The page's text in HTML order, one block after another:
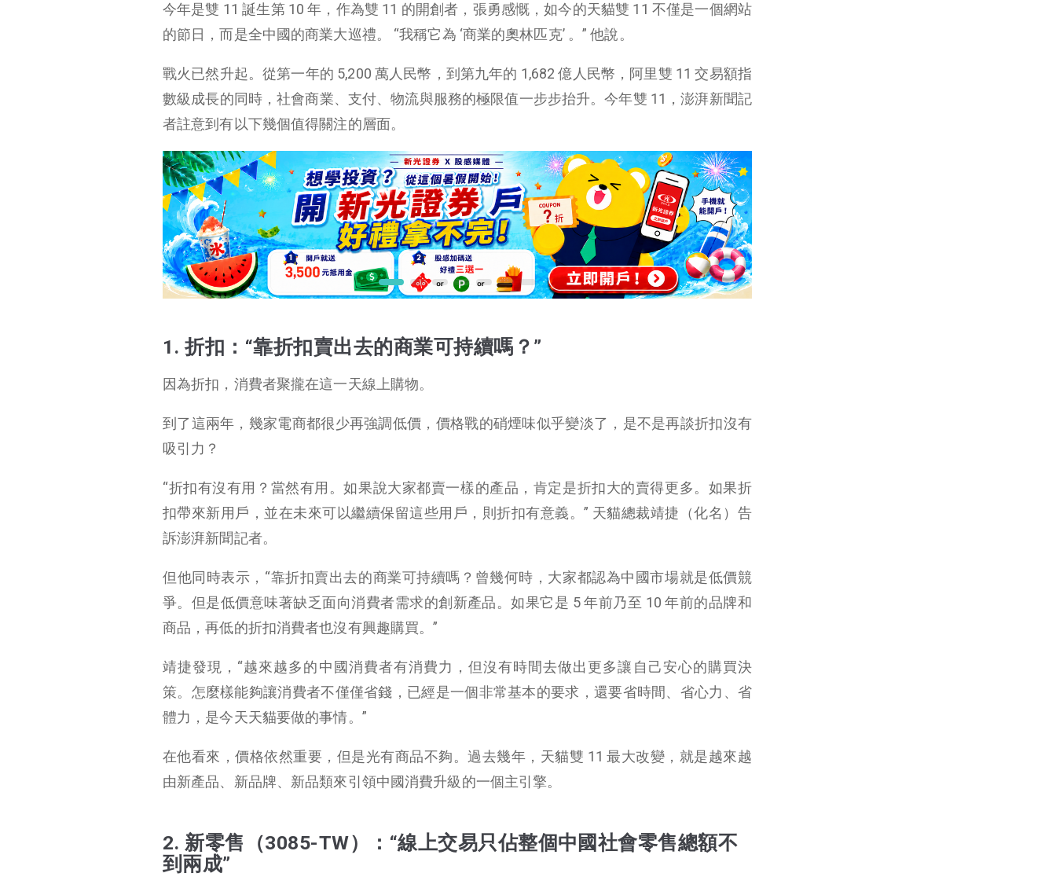
今年是雙 11 誕生第 10 年，作為雙 11 的開創者，張勇感慨，如今的天貓雙 11 不僅是一個網站
的節日，而是全中國的商業大巡禮。 “我稱它為 ‘商業的奧林匹克’ 。” 他說。
戰火已然升起。從第一年的 5,200 萬人民幣，到第九年的 1,682 億人民幣，阿里雙 11 交易額指
數級成長的同時，社會商業、支付、物流與服務的極限值一步步抬升。今年雙 11，澎湃新聞記
者註意到有以下幾個值得關注的層面。
1. 折扣：“靠折扣賣出去的商業可持續嗎？”
因為折扣，消費者聚攏在這一天線上購物。
到了這兩年，幾家電商都很少再強調低價，價格戰的硝煙味似乎變淡了，是不是再談折扣沒有
吸引力？
“折扣有沒有用？當然有用。如果說大家都賣一樣的產品，肯定是折扣大的賣得更多。如果折
扣帶來新用戶，並在未來可以繼續保留這些用戶，則折扣有意義。” 天貓總裁靖捷（化名）告
訴澎湃新聞記者。
但他同時表示，“靠折扣賣出去的商業可持續嗎？曾幾何時，大家都認為中國市場就是低價競
爭。但是低價意味著缺乏面向消費者需求的創新產品。如果它是 5 年前乃至 10 年前的品牌和
商品，再低的折扣消費者也沒有興趣購買。”
靖捷發現，“越來越多的中國消費者有消費力，但沒有時間去做出更多讓自己安心的購買決
策。怎麼樣能夠讓消費者不僅僅省錢，已經是一個非常基本的要求，還要省時間、省心力、省
體力，是今天天貓要做的事情。”
在他看來，價格依然重要，但是光有商品不夠。過去幾年，天貓雙 11 最大改變，就是越來越
由新產品、新品牌、新品類來引領中國消費升級的一個主引擎。
2. 新零售（3085-TW）：“線上交易只佔整個中國社會零售總額不
到兩成”